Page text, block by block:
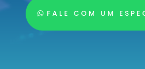
FALE COM UM